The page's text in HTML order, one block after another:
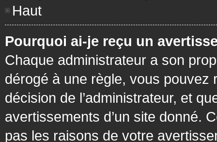
Haut
Pourquoi ai-je reçu un
Chaque administrateur a son
dérogé à une règle, vous pouvez
décision de l’administrateur, et
avertissements d’un site donné.
pas les raisons de votre